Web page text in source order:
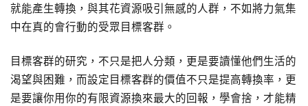
就能產生轉換，與其花資源吸引無感的人群，不如將力氣集
中在真的會行動的受眾目標客群。
目標客群的研究，不只是把人分類，更是要讀懂他們生活的
渴望與困難，而設定目標客群的價值不只是提高轉換率，更
是要讓你用你的有限資源換來最大的回報，學會捨，才能精